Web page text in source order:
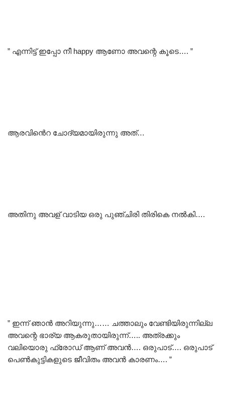
” എന്നിട്ട് ഇപ്പോ നീ happy ആണോ അവന്റെ കൂടെ…. ”
ആരവിൻെറ ചോദ്യമായിരുന്നു അത്…
അതിനു അവള് വാടിയ ഒരു പുഞ്ചിരി തിരികെ നൽകി….
” ഇന്ന് ഞാൻ അറിയുന്നു…… ചത്താലും വേണ്ടിയിരുന്നില്ല
അവന്റെ ഭാര്യ ആകരുതായിരുന്ന്….. അത്രക്കും
വലിയൊരു ഫ്രോഡ് ആണ് അവൻ…. ഒരുപാട്…. ഒരുപാട്
പെൺകുട്ടികളുടെ ജീവിതം അവൻ കാരണം…. ”